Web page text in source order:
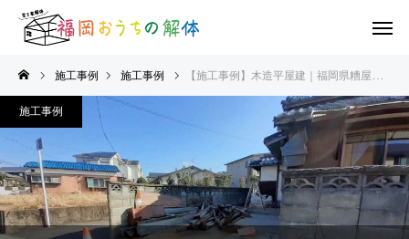
施工事例 施工事例 【施工事例】木造平屋建｜福岡県糟屋郡粕屋町
施工事例